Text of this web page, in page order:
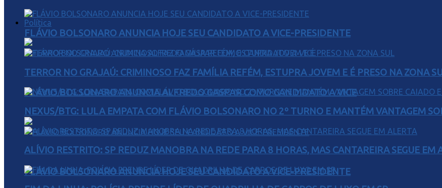
Política
FLÁVIO BOLSONARO ANUNCIA ALFREDO GASPAR COMO CANDIDATO A VICE
FLÁVIO BOLSONARO ANUNCIA HOJE SEU CANDIDATO A VICE-PRESIDENTE
FLÁVIO BOLSONARO ANUNCIA HOJE SEU CANDIDATO A VICE-PRESIDENTE
TERROR NO GRAJAÚ: CRIMINOSO FAZ FAMÍLIA REFÉM, ESTUPRA JOVEM E É PRESO NA ZONA
NEXUS/BTG: LULA EMPATA COM FLÁVIO BOLSONARO NO 2º TURNO E MANTÉM VANTAGEM
ALÍVIO RESTRITO: SP REDUZ MANOBRA NA REDE PARA 8 HORAS, MAS CANTAREIRA SEGUE EM